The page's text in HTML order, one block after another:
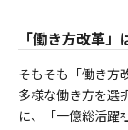
「働き方改革
そもそも「働き方
多様な働き方を選
に、「一億総活躍